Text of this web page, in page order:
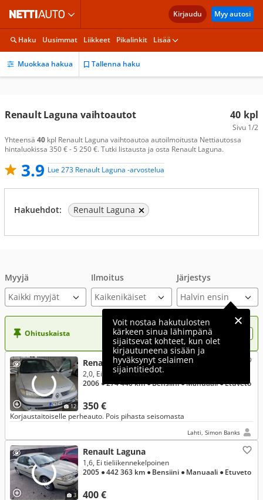
Kirjaudu Myy autosi
Haku Uusimmat Liikkeet Pikalinkit Lisää
Muokkaa hakua Tallenna haku
40 kpl
Sivu 1/2
Renault Laguna vaihtoautot
Yhteensä 40 kpl Renault Laguna vaihtoautoa autoilmoitusta Nettiautossa
hintaluokissa 350 € - 5 250 €. Tutki listausta ja osta Renault Laguna.
3.9 Lue 273 Renault Laguna -arvostelua
Hakuehdot: Renault Laguna
Myyjä
Kaikki myyjät
Ilmoitus Järjestys
Voit nostaa hakutulosten
kärkeen sinua lähimpänä
sijaitsevat kohteet, kun olet
kirjautuneena sisään ja
hyväksynyt selaimen
sijaintitiedot.
Ohituskaista Nosta ilmoituksesi tähän?
12
Renault Laguna
350 €
2,0, Ei tieliikennekelpoinen
2006 ● 274 440 km● Bensiini● Manuaali● Etuveto
Korjaustaitoiselle perheauto. Pois pihasta seisomasta
Lahti, Simon Banks
3
Renault Laguna
400 €
1,6, Ei tieliikennekelpoinen
2005 ● 442 363 km ● Bensiini ● Manuaali ● Etuveto